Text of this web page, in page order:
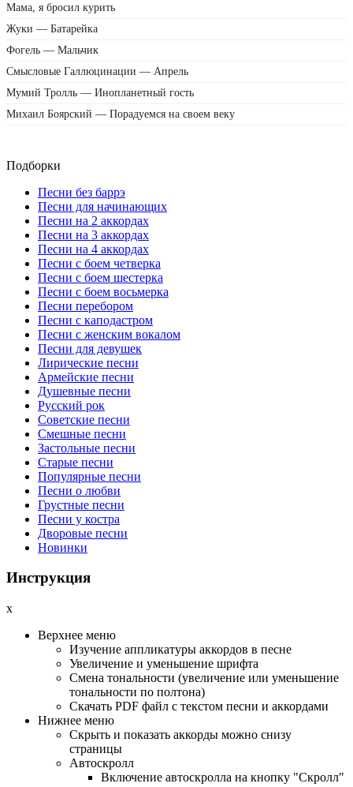
Мама, я бросил курить
Жуки — Батарейка
Фогель — Мальчик
Смысловые Галлюцинации — Апрель
Мумий Тролль — Инопланетный гость
Михаил Боярский — Порадуемся на своем веку
Подборки
Песни без баррэ
Песни для начинающих
Песни на 2 аккордах
Песни на 3 аккордах
Песни на 4 аккордах
Песни с боем четверка
Песни с боем шестерка
Песни с боем восьмерка
Песни перебором
Песни с каподастром
Песни с женским вокалом
Песни для девушек
Лирические песни
Армейские песни
Душевные песни
Русский рок
Советские песни
Смешные песни
Застольные песни
Старые песни
Популярные песни
Песни о любви
Грустные песни
Песни у костра
Дворовые песни
Новинки
Инструкция
x
Верхнее меню
Изучение аппликатуры аккордов в песне
Увеличение и уменьшение шрифта
Смена тональности (увеличение или уменьшение
тональности по полтона)
Cкачать PDF файл с текстом песни и аккордами
Нижнее меню
Скрыть и показать аккорды можно снизу
страницы
Автоскролл
Включение автоскролла на кнопку "Скролл"